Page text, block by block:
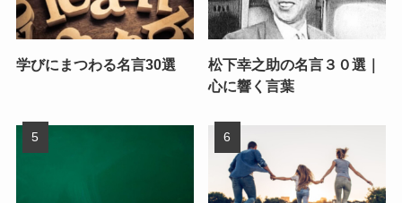
学びにまつわる名言30選
松下幸之助の名言３０選｜
心に響く言葉